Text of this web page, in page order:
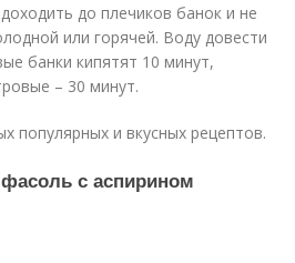
до плечиков банок и не
или горячей. Воду довести
банки кипятят 10 минут,
– 30 минут.
популярных и вкусных рецептов.
с аспирином